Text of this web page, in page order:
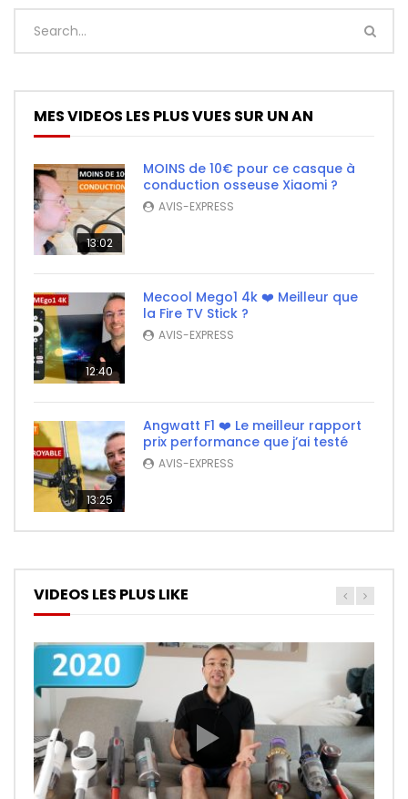
MES VIDEOS LES PLUS VUES SUR UN AN
13:02
MOINS de 10€ pour ce casque à
conduction osseuse Xiaomi ?
AVIS-EXPRESS
12:40
Mecool Mego1 4k ❤️ Meilleur que
la Fire TV Stick ?
AVIS-EXPRESS
13:25
Angwatt F1 ❤️ Le meilleur rapport
prix performance que j’ai testé
AVIS-EXPRESS
VIDEOS LES PLUS LIKE